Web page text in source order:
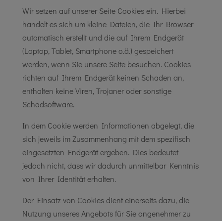
Wir setzen auf unserer Seite Cookies ein. Hierbei
handelt es sich um kleine Dateien, die Ihr Browser
automatisch erstellt und die auf Ihrem Endgerät
(Laptop, Tablet, Smartphone o.ä.) gespeichert
werden, wenn Sie unsere Seite besuchen. Cookies
richten auf Ihrem Endgerät keinen Schaden an,
enthalten keine Viren, Trojaner oder sonstige
Schadsoftware.
In dem Cookie werden Informationen abgelegt, die
sich jeweils im Zusammenhang mit dem spezifisch
eingesetzten Endgerät ergeben. Dies bedeutet
jedoch nicht, dass wir dadurch unmittelbar Kenntnis
von Ihrer Identität erhalten.
Der Einsatz von Cookies dient einerseits dazu, die
Nutzung unseres Angebots für Sie angenehmer zu